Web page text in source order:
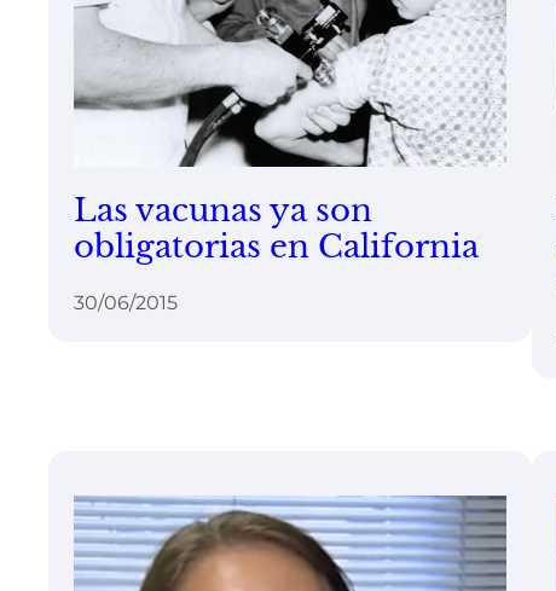
Las vacunas ya son
obligatorias en California
30/06/2015